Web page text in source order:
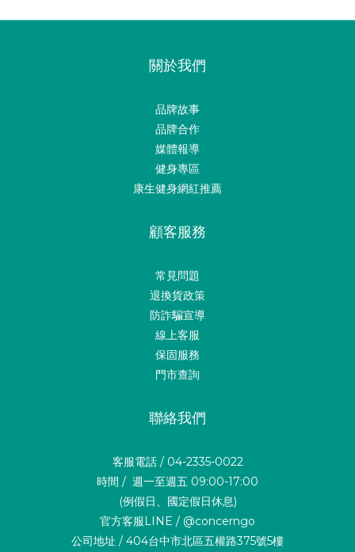
關於我們
品牌故事
品牌合作
媒體報導
健身專區
康生健身網紅推薦
顧客服務
常見問題
退換貨政策
防詐騙宣導
線上客服
保固服務
門市查詢
聯絡我們
客服電話 / 04-2335-0022
時間 / 週一至週五 09:00-17:00
(例假日、國定假日休息)
官方客服LINE / @concerngo
公司地址 / 404台中市北區五權路375號5樓